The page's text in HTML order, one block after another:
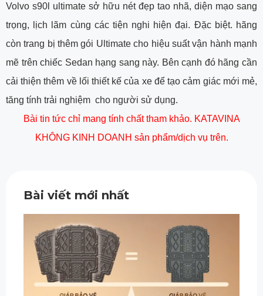
Volvo s90l ultimate sở hữu nét đẹp tao nhã, diện mạo sang
trọng, lịch lãm cùng các tiện nghi hiện đại. Đặc biệt. hãng
còn trang bị thêm gói Ultimate cho hiệu suất vận hành mạnh
mẽ trên chiếc Sedan hạng sang này. Bên cạnh đó hãng cần
cải thiện thêm về lối thiết kế của xe để tạo cảm giác mới mẻ,
tăng tính trải nghiệm cho người sử dụng.
Bài tin tức chỉ mang tính chất tham khảo. KATAVINA
KHÔNG KINH DOANH sản phẩm/dịch vụ trên.
Bài viết mới nhất